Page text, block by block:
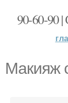
90-60-
Макияж